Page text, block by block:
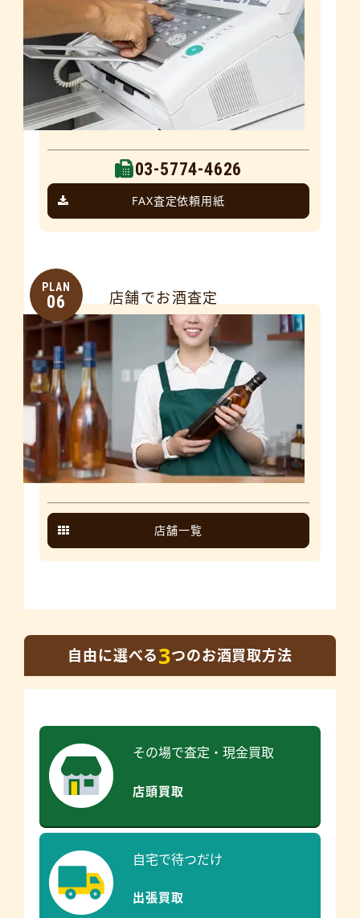
03-5774-4626
FAX査定依頼用紙
PLAN
06 店舗でお酒査定
店舗一覧
自由に選べる3つのお酒買取方法
その場で査定・現金買取
店頭買取
自宅で待つだけ
出張買取